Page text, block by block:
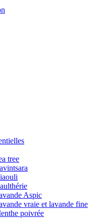
tree
Aspic
vraie et lavande fine
poivrée